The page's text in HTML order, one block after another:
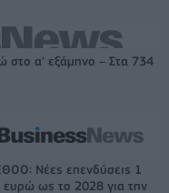
στο α' εξάμηνο – Στα 734
Νέες επενδύσεις 1
ευρώ ως το 2028 για την